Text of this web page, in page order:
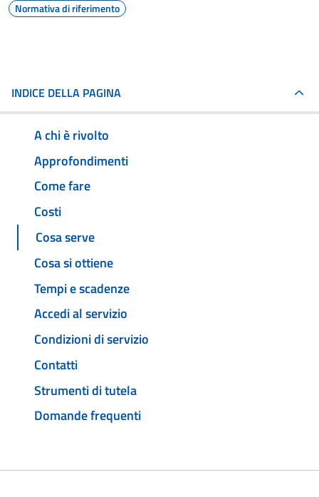
Normativa di riferimento
INDICE DELLA PAGINA
A chi è rivolto
Approfondimenti
Come fare
Costi
Cosa serve
Cosa si ottiene
Tempi e scadenze
Accedi al servizio
Condizioni di servizio
Contatti
Strumenti di tutela
Domande frequenti